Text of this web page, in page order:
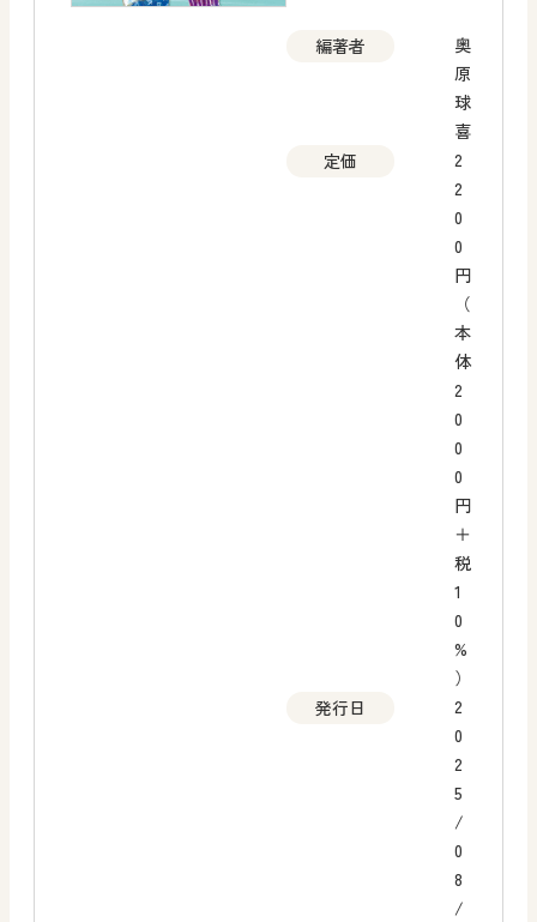
編著者
奥
原
球
喜
定価
2
2
0
0
円
（
本
体
2
0
0
0
円
＋
税
1
0
%
）
発行日
2
0
2
5
/
0
8
/